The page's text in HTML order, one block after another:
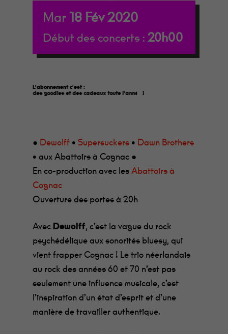
Mar 18 Fév 2020
Début des concerts : 20h00
L'abonnement c'est :
des goodies et des cadeaux toute l'année
!
● Dewolff •Supersuckers • Dawn Brothers
• aux Abattoirs à Cognac ●
En co-production avec les Abattoirs à
Cognac
Ouverture des portes à 20h
Avec Dewolff, c’est la vague du rock
psychédélique aux sonorités bluesy, qui
vient frapper Cognac ! Le trio néerlandais
au rock des années 60 et 70 n’est pas
seulement une influence musicale, c’est
l’inspiration d’un état d’esprit et d’une
manière de travailler authentique.